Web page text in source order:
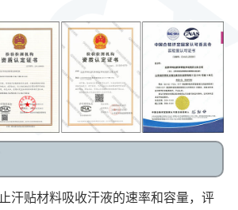
汗贴材料吸收汗液的速率和容量，评